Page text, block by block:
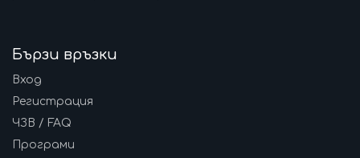
Бързи връзки
Вход
Регистрация
ЧЗВ / FAQ
Програми